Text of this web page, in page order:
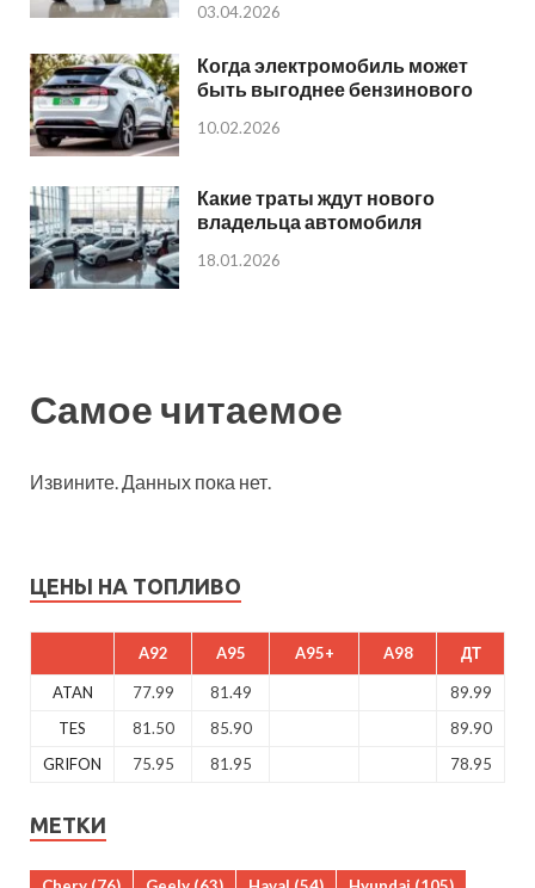
03.04.2026
Когда электромобиль может
быть выгоднее бензинового
10.02.2026
Какие траты ждут нового
владельца автомобиля
18.01.2026
Самое читаемое
Извините. Данных пока нет.
ЦЕНЫ НА ТОПЛИВО
A92 A95 A95+ A98 ДТ
ATAN 77.99 81.49
89.99
TES
81.50 85.90
89.90
GRIFON
75.95 81.95 78.95
МЕТКИ